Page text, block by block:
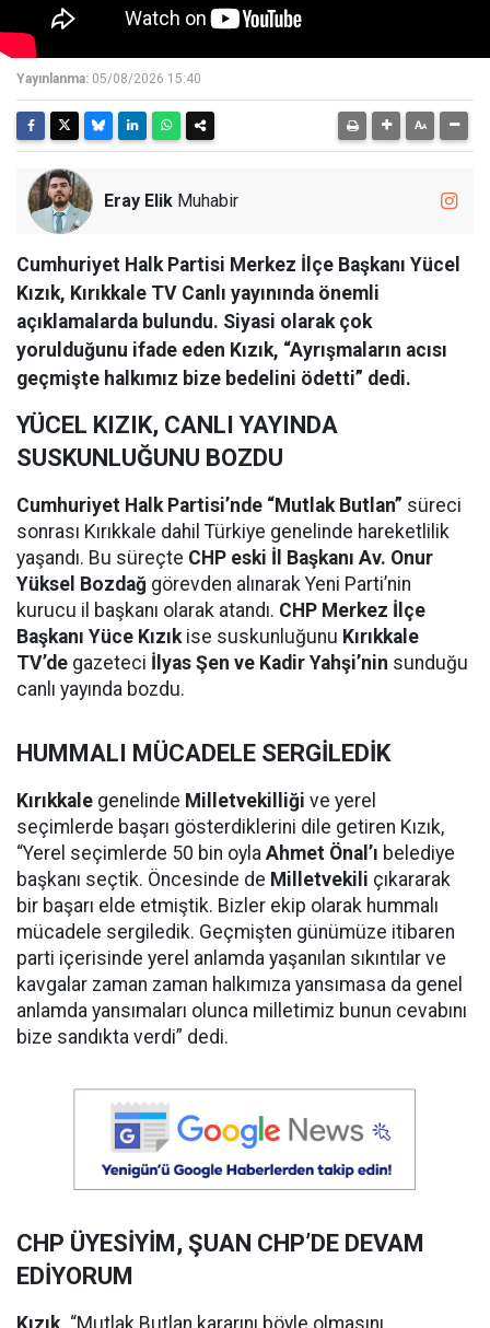
Yayınlanma: 05/08/2026 15:40
Eray Elik Muhabir
Cumhuriyet Halk Partisi Merkez İlçe Başkanı Yücel
Kızık, Kırıkkale TV Canlı yayınında önemli
açıklamalarda bulundu. Siyasi olarak çok
yorulduğunu ifade eden Kızık, “Ayrışmaların acısı
geçmişte halkımız bize bedelini ödetti” dedi.
YÜCEL KIZIK, CANLI YAYINDA
SUSKUNLUĞUNU BOZDU
Cumhuriyet Halk Partisi’nde “Mutlak Butlan” süreci
sonrası Kırıkkale dahil Türkiye genelinde hareketlilik
yaşandı. Bu süreçte CHP eski İl Başkanı Av. Onur
Yüksel Bozdağ görevden alınarak Yeni Parti’nin
kurucu il başkanı olarak atandı. CHP Merkez İlçe
Başkanı Yüce Kızık ise suskunluğunu Kırıkkale
TV’de gazeteci İlyas Şen ve Kadir Yahşi’nin sunduğu
canlı yayında bozdu.
HUMMALI MÜCADELE SERGİLEDİK
Kırıkkale genelinde Milletvekilliği ve yerel
seçimlerde başarı gösterdiklerini dile getiren Kızık,
“Yerel seçimlerde 50 bin oyla Ahmet Önal’ı belediye
başkanı seçtik. Öncesinde de Milletvekili çıkararak
bir başarı elde etmiştik. Bizler ekip olarak hummalı
mücadele sergiledik. Geçmişten günümüze itibaren
parti içerisinde yerel anlamda yaşanılan sıkıntılar ve
kavgalar zaman zaman halkımıza yansımasa da genel
anlamda yansımaları olunca milletimiz bunun cevabını
bize sandıkta verdi” dedi.
CHP ÜYESİYİM, ŞUAN CHP’DE DEVAM
EDİYORUM
Kızık, “Mutlak Butlan kararını böyle olmasını